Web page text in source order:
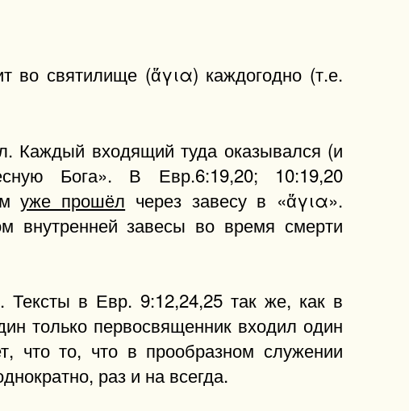
во святилище (ἅγια) каждогодно (т.е.
Каждый входящий туда оказывался (и
Бога». В Евр.6:19,20; 10:19,20
уже прошёл через завесу в «ἅγια».
внутренней завесы во время смерти
Тексты в Евр. 9:12,24,25 так же, как в
только первосвященник входил один
что то, что в прообразном служении
раз и на всегда.